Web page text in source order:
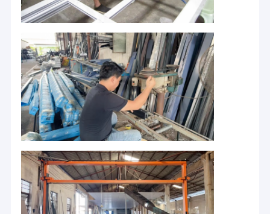
Produits
À propos de nous
Plutôt que de
SZG a une équipe de
vente professionnelle
pour aider les clients à
résoudre toutes sortes
de problèmes de pré-